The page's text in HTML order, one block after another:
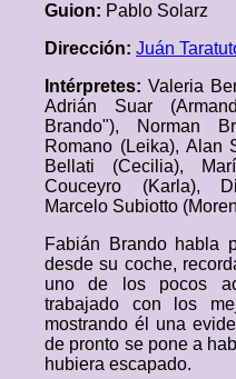
Guion: Pablo Solarz
Dirección: Juán
Intérpretes: Valeria
Adrián Suar
Brando"), Norman
Romano (Leika), Alan
Bellati (Cecilia),
Couceyro (Karla),
Marcelo Subiotto
Fabián Brando habla
desde su coche,
uno de los pocos
trabajado con los
mostrando él una
de pronto se pone a
hubiera escapado.